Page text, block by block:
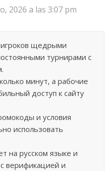
2026 a las 3:07 pm
игроков щедрыми
турнирами с
минут, а рабочие
доступ к сайту
и условия
использовать
на русском языке и
верификацией и